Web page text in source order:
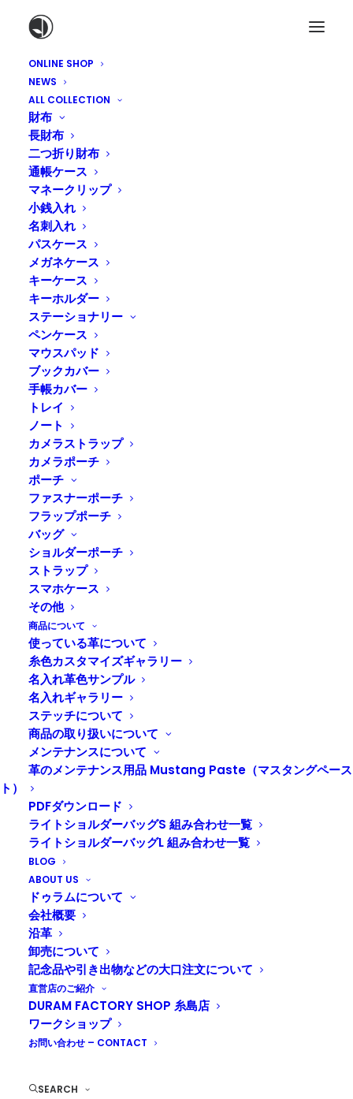
ONLINE SHOP
NEWS
ALL COLLECTION
財布
長財布
二つ折り財布
通帳ケース
マネークリップ
小銭入れ
名刺入れ
パスケース
メガネケース
キーケース
キーホルダー
ステーショナリー
ペンケース
マウスパッド
ブックカバー
手帳カバー
トレイ
ノート
カメラストラップ
カメラポーチ
ポーチ
ファスナーポーチ
フラップポーチ
バッグ
ショルダーポーチ
ストラップ
スマホケース
その他
商品について
使っている革について
糸色カスタマイズギャラリー
名入れ革色サンプル
名入れギャラリー
ステッチについて
商品の取り扱いについて
メンテナンスについて
革のメンテナンス用品 Mustang Paste（マスタングペース
ト）
PDFダウンロード
ライトショルダーバッグS 組み合わせ一覧
ライトショルダーバッグL 組み合わせ一覧
BLOG
ABOUT US
ドゥラムについて
会社概要
沿革
卸売について
記念品や引き出物などの大口注文について
直営店のご紹介
DURAM FACTORY SHOP 糸島店
ワークショップ
お問い合わせ – CONTACT
SEARCH
【レーザー刻印】コースタ
ー/1,980円〜2,530円
【レーザー刻印】コースター/1,980円〜2,530円
オリジナルのコースター作り
価格：1,980円〜2,530円
所要時間：30分
難易度：☆（どなたでも）
内容：自分だけのコースターを作れます！
お好きなコースターに、レーザー刻印を施して仕上げま
す。
料金内訳
・コースター代：880円
・レーザー刻印代：1,100円 または 1,650円
※刻印サイズにより異なります。
好きな革色を選んで、レーザー刻印いたします
小さなお子さまから大人の皆様にもご参加いただいてい
ます。
手書きイラストだけでなく、ご用意しているモチーフを
配置したり、お名前を入れることも可能です。
糸島ドライブがてら、ぜひ体験してみてください。